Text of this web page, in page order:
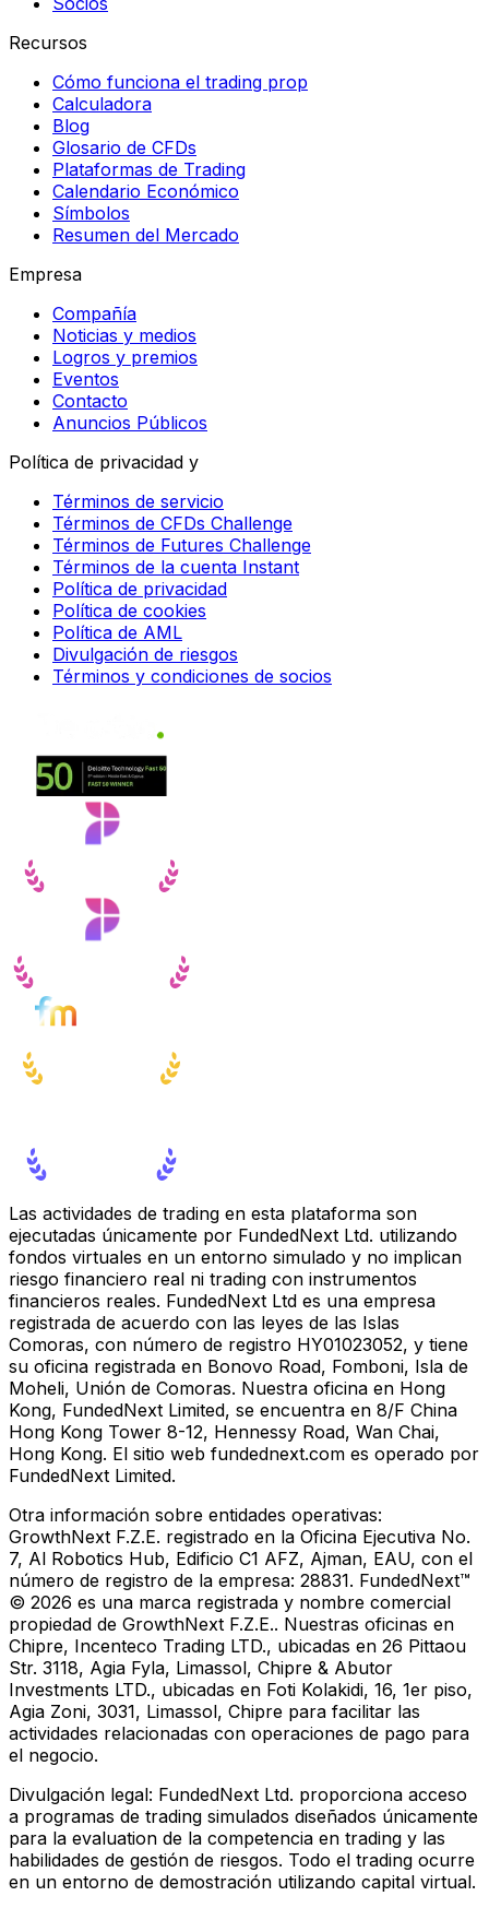
Recursos
Cómo funciona el trading prop
Calculadora
Blog
Glosario de CFDs
Plataformas de Trading
Calendario Económico
Símbolos
Resumen del Mercado
Empresa
Compañía
Noticias y medios
Logros y premios
Eventos
Contacto
Anuncios Públicos
Política de privacidad y
Términos de servicio
Términos de CFDs Challenge
Términos de Futures Challenge
Términos de la cuenta Instant
Política de privacidad
Política de cookies
Política de AML
Divulgación de riesgos
Términos y condiciones de socios
Las actividades de trading en esta plataforma son
ejecutadas únicamente por FundedNext Ltd. utilizando
fondos virtuales en un entorno simulado y no implican
riesgo financiero real ni trading con instrumentos
financieros reales. FundedNext Ltd es una empresa
registrada de acuerdo con las leyes de las Islas
Comoras, con número de registro HY01023052, y tiene
su oficina registrada en Bonovo Road, Fomboni, Isla de
Moheli, Unión de Comoras. Nuestra oficina en Hong
Kong, FundedNext Limited, se encuentra en 8/F China
Hong Kong Tower 8-12, Hennessy Road, Wan Chai,
Hong Kong. El sitio web fundednext.com es operado por
FundedNext Limited.
Otra información sobre entidades operativas:
GrowthNext F.Z.E. registrado en la Oficina Ejecutiva No.
7, Al Robotics Hub, Edificio C1 AFZ, Ajman, EAU, con el
número de registro de la empresa: 28831. FundedNext™
© 2026 es una marca registrada y nombre comercial
propiedad de GrowthNext F.Z.E.. Nuestras oficinas en
Chipre, Incenteco Trading LTD., ubicadas en 26 Pittaou
Str. 3118, Agia Fyla, Limassol, Chipre & Abutor
Investments LTD., ubicadas en Foti Kolakidi, 16, 1er piso,
Agia Zoni, 3031, Limassol, Chipre para facilitar las
actividades relacionadas con operaciones de pago para
el negocio.
Divulgación legal: FundedNext Ltd. proporciona acceso
a programas de trading simulados diseñados únicamente
para la evaluation de la competencia en trading y las
habilidades de gestión de riesgos. Todo el trading ocurre
en un entorno de demostración utilizando capital virtual.